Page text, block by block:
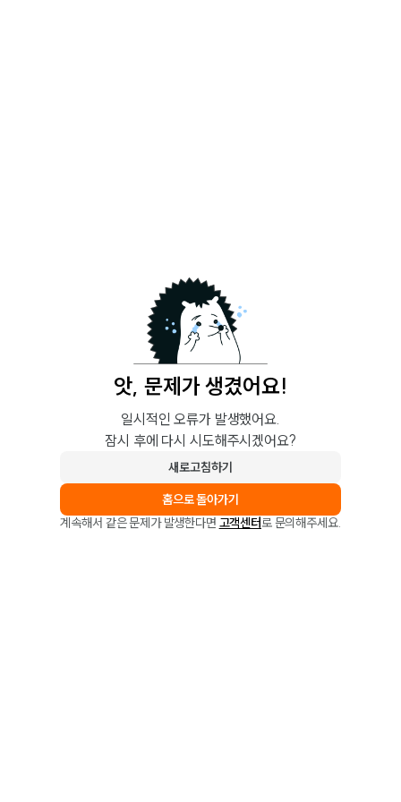
앗, 문제가 생겼어요!
일시적인 오류가 발생했어요.
잠시 후에 다시 시도해주시겠어요?
새로고침하기
홈으로 돌아가기
계속해서 같은 문제가 발생한다면 고객센터로 문의해주세요.